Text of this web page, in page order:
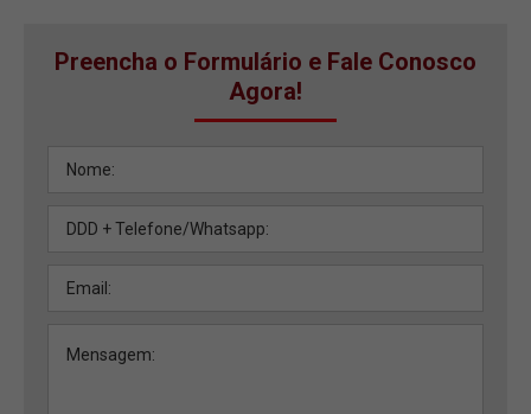
Preencha o Formulário e Fale Conosco
Agora!